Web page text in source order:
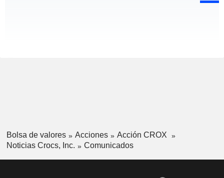
Bolsa de valores Acciones
Acción CROX
Noticias Crocs, Inc.
Comunicados